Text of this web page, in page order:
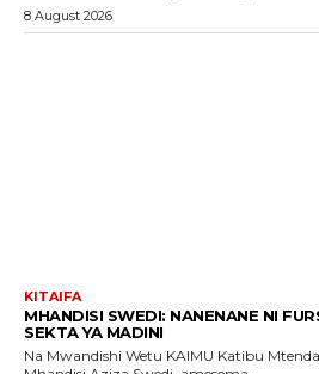
8 August 2026
KITAIFA
MHANDISI SWEDI: NANENANE NI
SEKTA YA MADINI
Na Mwandishi Wetu KAIMU Katibu Mtendaji wa Tume ya Madini,